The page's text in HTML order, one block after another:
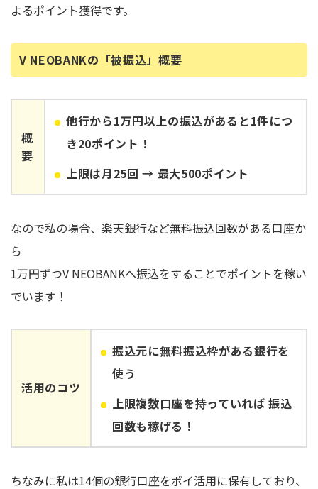
よるポイント獲得です。
V NEOBANKの「被振込」概要
概
要
他行から1万円以上の振込があると1件につ
き20ポイント！
上限は月25回 → 最大500ポイント
なので私の場合、楽天銀行など無料振込回数がある口座か
ら
1万円ずつV NEOBANKへ振込をすることでポイントを稼い
でいます！
活用のコツ
振込元に無料振込枠がある銀行を
使う
上限複数口座を持っていれば 振込
回数も稼げる！
ちなみに私は14個の銀行口座をポイ活用に保有しており、